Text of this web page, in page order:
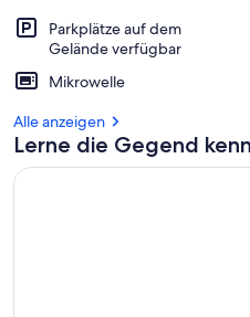
Parkplätze auf dem
Gelände verfügbar
Mikrowelle
Alle anzeigen
Lerne die Gegend